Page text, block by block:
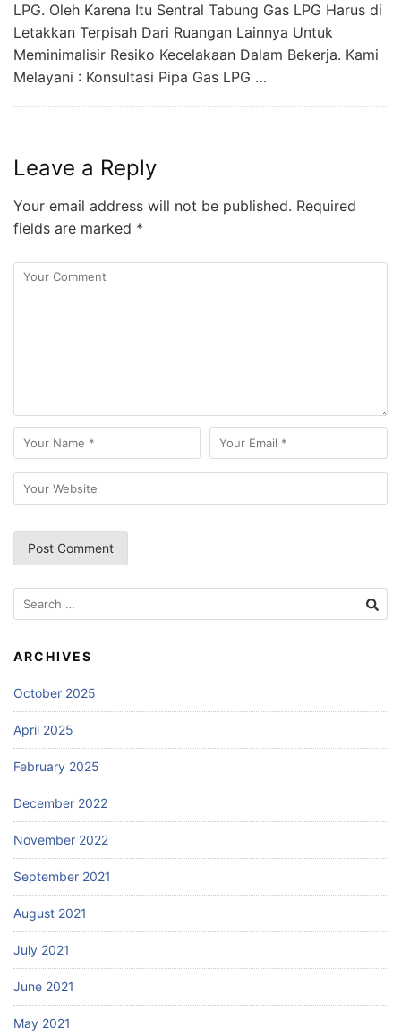
LPG. Oleh Karena Itu Sentral Tabung Gas LPG Harus di
Letakkan Terpisah Dari Ruangan Lainnya Untuk
Meminimalisir Resiko Kecelakaan Dalam Bekerja. Kami
Melayani : Konsultasi Pipa Gas LPG …
Leave a Reply
Your email address will not be published. Required
fields are marked *
Search
for:
ARCHIVES
October 2025
April 2025
February 2025
December 2022
November 2022
September 2021
August 2021
July 2021
June 2021
May 2021